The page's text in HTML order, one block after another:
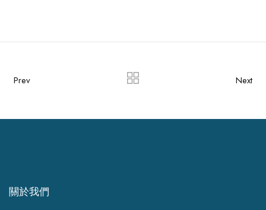
Prev Next
關於我們